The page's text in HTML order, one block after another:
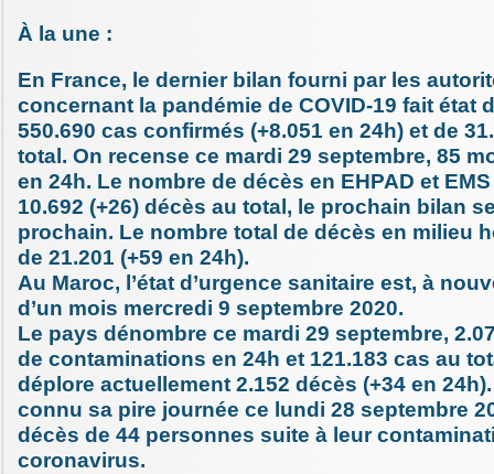
À la une :
En France, le dernier bilan fourni par les
concernant la pandémie de COVID-19 fait état
550.690 cas confirmés (+8.051 en 24h) et de
total. On recense ce mardi 29 septembre, 85
en 24h. Le nombre de décès en EHPAD et
10.692 (+26) décès au total, le prochain bilan
prochain. Le nombre total de décès en milieu
de 21.201 (+59 en 24h).
Au Maroc, l’état d’urgence sanitaire est, à
d’un mois mercredi 9 septembre 2020.
Le pays dénombre ce mardi 29 septembre,
de contaminations en 24h et 121.183 cas au
déplore actuellement 2.152 décès (+34 en
connu sa pire journée ce lundi 28 septembre
décès de 44 personnes suite à leur
coronavirus.